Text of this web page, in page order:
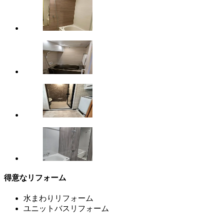
得意なリフォーム
水まわりリフォーム
ユニットバスリフォーム